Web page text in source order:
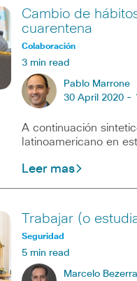
Cambio de
cuarentena
Colaboración
3 min read
Pablo Marrone
30 April 2020 -
A continuación
latinoamericano en
Leer mas
Trabajar (o
Seguridad
5 min read
Marcelo